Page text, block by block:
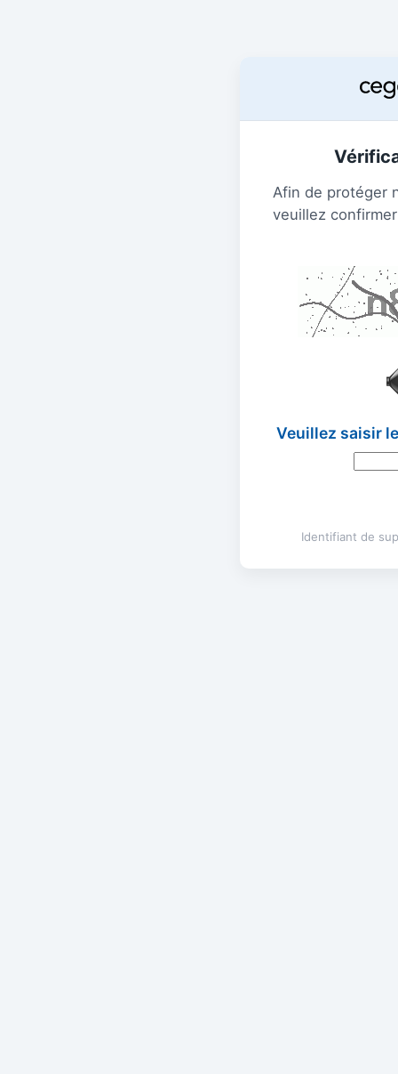
Afin de protéger
veuillez
Veuillez saisir
Identifiant de